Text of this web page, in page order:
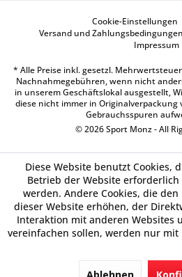
Cookie-Einstellungen
Versand und Zahlungsbedingungen
Impressum
* Alle Preise inkl. gesetzl.
Nachnahmegebühren, wenn nicht
in unserem Geschäftslokal ausgestellt,
diese nicht immer in
Gebrauchsspuren
© 2026 Sport Monz - All
Diese Website benutzt Cookies,
Betrieb der Website
werden. Andere Cookies, die
dieser Website erhöhen, der
Interaktion mit anderen Websites
vereinfachen sollen, werden nur